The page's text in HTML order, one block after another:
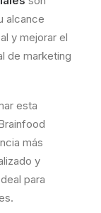
alcance
y mejorar el
de marketing
esta
más
y
para